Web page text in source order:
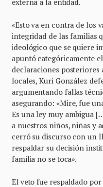
«Esto va en contra de los
integridad de las familias
ideológico que se quiere
apuntó categóricamente
declaraciones posteriores
locales, Kuri González
argumentando fallas
asegurando: «Mire, fue
Es una ley muy ambigua
a nuestros niños, niñas y
cerró su discurso con un
respaldar su decisión
familia no se toca».
El veto fue respaldado